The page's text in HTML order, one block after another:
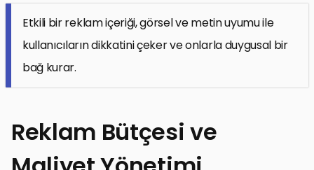
Etkili bir reklam içeriği, görsel ve metin uyumu ile
kullanıcıların dikkatini çeker ve onlarla duygusal bir
bağ kurar.
Reklam Bütçesi ve